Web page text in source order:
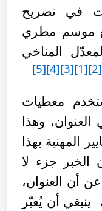
في تصريح
موسم مطري
المناخي
[2]
[1]
[3]
[4]
[5]
معطيات
وهذا
المهنية بهذا
جزء لا
أن العنوان،
أن يُعبّر